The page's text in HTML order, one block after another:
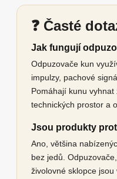
❓ Časté
Jak fungují
Odpuzovače kun
impulzy, pachové
Pomáhají kunu
technických prostor a
Jsou produkty
Ano, většina
bez jedů.
živolovné sklopce